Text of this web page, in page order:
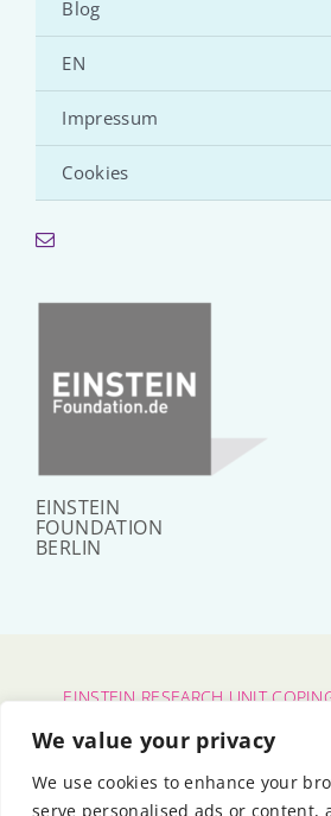
We value your privacy
We use cookies to enhance your
serve personalised ads or content,
Blog
EN
Impressum
Cookies
EINSTEIN
FOUNDATION
BERLIN
EINSTEIN RESEARCH UNIT
POLARIZATION
CHARITÉ – UNIVERSITÄTSMEDIZIN
|
HU BERLIN